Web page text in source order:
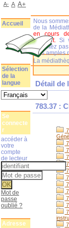
Détail de
783.37 :
Nous
de la
en cours
complet.
Si
n'hésitez
plus amples
La
A- A A+
Accueil
Sélection
de la
langue
Se
connecte
r
accéder à
votre
compte
de lecteur
Mot de
passe
oublié ?
Adresse